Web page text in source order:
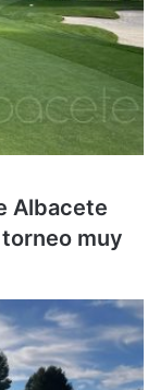
Albacete
muy